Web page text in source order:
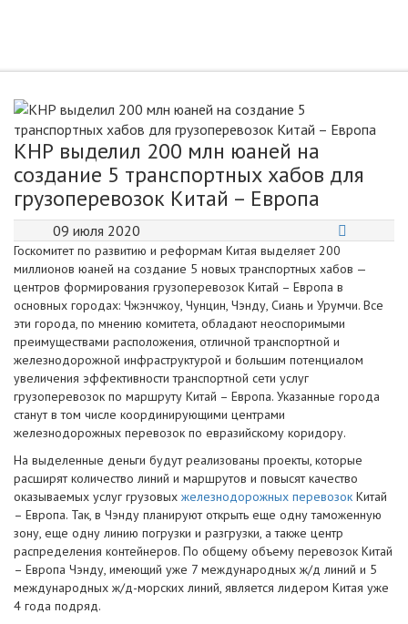
КНР выделил 200 млн юаней на
создание 5 транспортных хабов для
грузоперевозок Китай – Европа
09 июля 2020
Госкомитет по развитию и реформам Китая выделяет 200
миллионов юаней на создание 5 новых транспортных хабов —
центров формирования грузоперевозок Китай – Европа в
основных городах: Чжэнчжоу, Чунцин, Чэнду, Сиань и Урумчи. Все
эти города, по мнению комитета, обладают неоспоримыми
преимуществами расположения, отличной транспортной и
железнодорожной инфраструктурой и большим потенциалом
увеличения эффективности транспортной сети услуг
грузоперевозок по маршруту Китай – Европа. Указанные города
станут в том числе координирующими центрами
железнодорожных перевозок по евразийскому коридору.
На выделенные деньги будут реализованы проекты, которые
расширят количество линий и маршрутов и повысят качество
оказываемых услуг грузовых железнодорожных перевозок Китай
– Европа. Так, в Чэнду планируют открыть еще одну таможенную
зону, еще одну линию погрузки и разгрузки, а также центр
распределения контейнеров. По общему объему перевозок Китай
– Европа Чэнду, имеющий уже 7 международных ж/д линий и 5
международных ж/д-морских линий, является лидером Китая уже
4 года подряд.